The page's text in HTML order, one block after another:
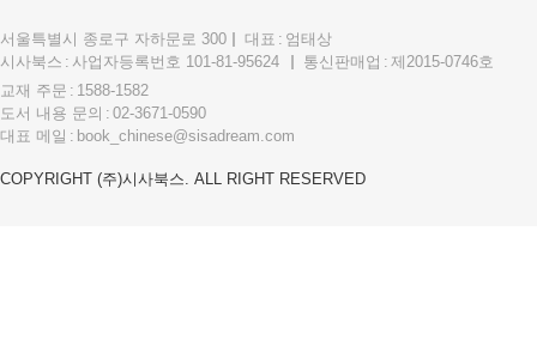
서울특별시 종로구 자하문로 300 대표
엄태상
시사북스
사업자등록번호 101-81-95624 통신판매업
제2015-0746호
교재 주문
1588-1582
도서 내용 문의
02-3671-0590
대표 메일
book_chinese@sisadream.com
COPYRIGHT (주)시사북스. ALL RIGHT RESERVED